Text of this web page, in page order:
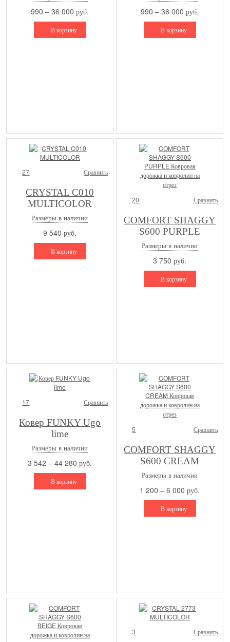
990 – 36 000 руб.
В корзину
990 – 36 000 руб.
В корзину
27 Сравнить
CRYSTAL C010
MULTICOLOR
Размеры в наличии
9 540 руб.
В корзину
20 Сравнить
COMFORT SHAGGY
S600 PURPLE
Ковровая дорожка и
ковролин на отрез
Размеры в наличии
3 750 руб.
В корзину
17 Сравнить
Ковер FUNKY Ugo
lime
Размеры в наличии
3 542 – 44 280 руб.
В корзину
5 Сравнить
COMFORT SHAGGY
S600 CREAM
Ковровая дорожка и
ковролин на отрез
Размеры в наличии
1 200 – 6 000 руб.
В корзину
3 Сравнить